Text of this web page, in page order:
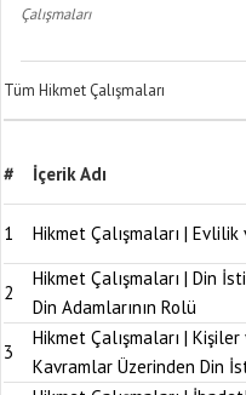
Çalışmaları
Tüm Hikmet Çalışmaları
# İçerik Adı
1 Hikmet Çalışmaları |
2
Hikmet Çalışmaları | Din
Din Adamlarının Rolü
3
Hikmet Çalışmaları | Kişiler
Kavramlar Üzerinden Din